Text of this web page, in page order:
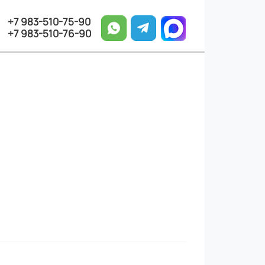
+7 983-510-75-90
+7 983-510-76-90